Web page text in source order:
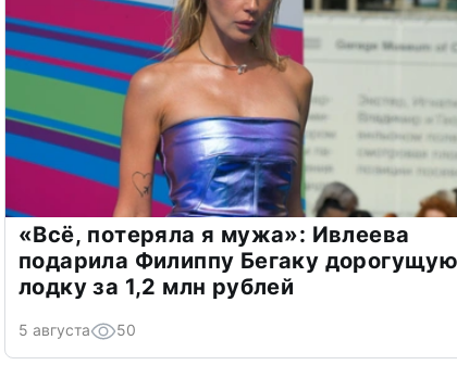
«Всё, потеряла я мужа»: Ивлеева
подарила Филиппу Бегаку дорогущую
лодку за 1,2 млн рублей
5 августа 50